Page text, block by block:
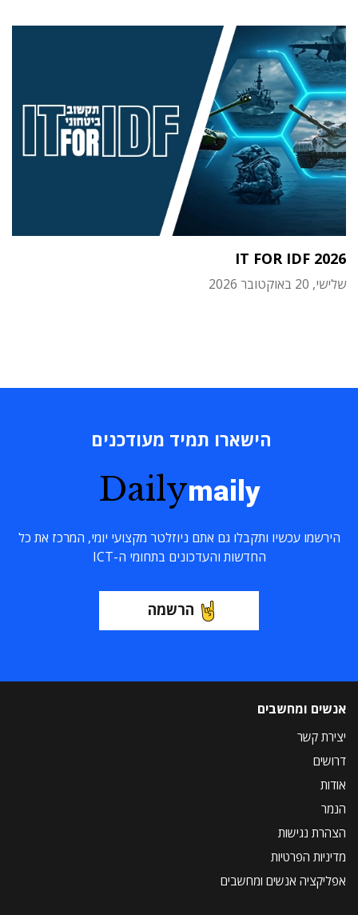
IT FOR IDF 2026
שלישי, 20 באוקטובר 2026
הישארו תמיד מעודכנים
Dailymaily
הירשמו עכשיו ותקבלו גם אתם ניוזלטר מקצועי יומי, המרכז את כל
החדשות והעדכונים בתחומי ה-ICT
הרשמה
אנשים ומחשבים
יצירת קשר
דרושים
אודות
הנמר
הצהרת נגישות
מדיניות הפרטיות
אפליקציה אנשים ומחשבים